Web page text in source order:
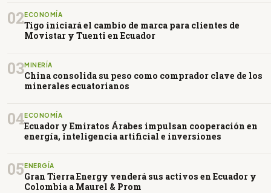
02ECONOMÍA
Tigo iniciará el cambio de marca para clientes de
Movistar y Tuenti en Ecuador
03MINERÍA
China consolida su peso como comprador clave de los
minerales ecuatorianos
04ECONOMÍA
Ecuador y Emiratos Árabes impulsan cooperación en
energía, inteligencia artificial e inversiones
05ENERGÍA
Gran Tierra Energy venderá sus activos en Ecuador y
Colombia a Maurel & Prom